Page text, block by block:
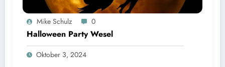
Mike Schulz 0
Halloween Party Wesel
Oktober 3, 2024